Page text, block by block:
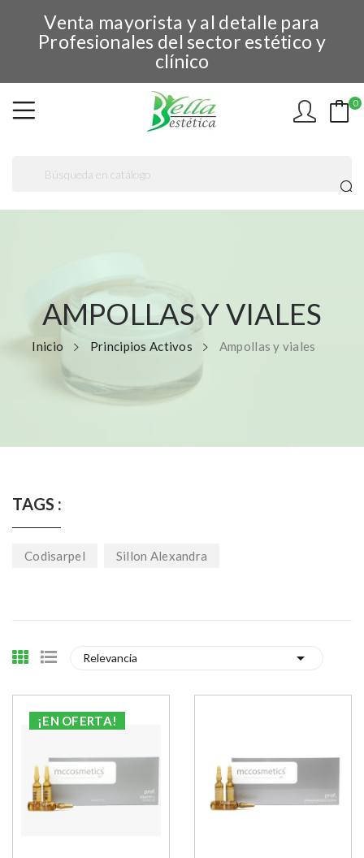
Venta mayorista y al detalle para
Profesionales del sector estético y
clínico
0
AMPOLLAS Y VIALES
Inicio Principios Activos Ampollas y viales
TAGS :
Codisarpel Sillon Alexandra
Relevancia 
¡EN OFERTA!